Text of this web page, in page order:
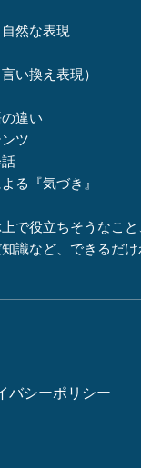
然な表現
い換え表現）
違い
ツ
る『気づき』
で役立ちそうなこ
識など、できるだけ
バシーポリシー